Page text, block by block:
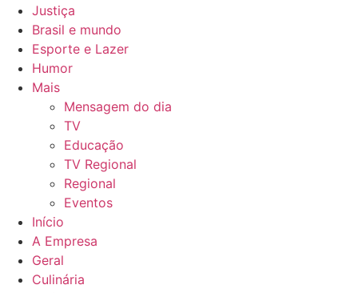
Justiça
Brasil e mundo
Esporte e Lazer
Humor
Mais
Mensagem do dia
TV
Educação
TV Regional
Regional
Eventos
Início
A Empresa
Geral
Culinária